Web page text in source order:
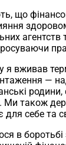
що
агентств
я вживав
—
Ми також
себе та
в